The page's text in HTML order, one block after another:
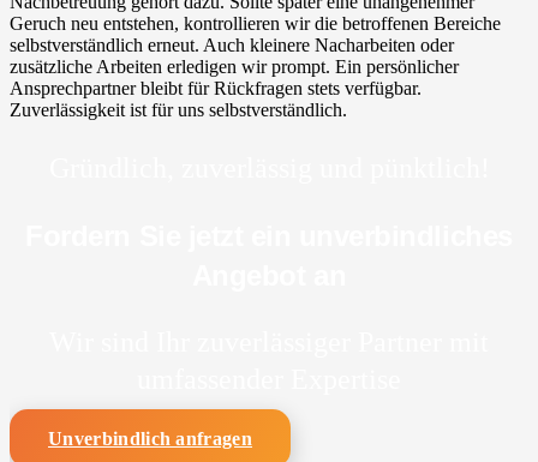
Geruch neu entstehen, kontrollieren wir die betroffenen Bereiche
selbstverständlich erneut. Auch kleinere Nacharbeiten oder
zusätzliche Arbeiten erledigen wir prompt. Ein persönlicher
Ansprechpartner bleibt für Rückfragen stets verfügbar.
Zuverlässigkeit ist für uns selbstverständlich.
Unverbindlich anfragen